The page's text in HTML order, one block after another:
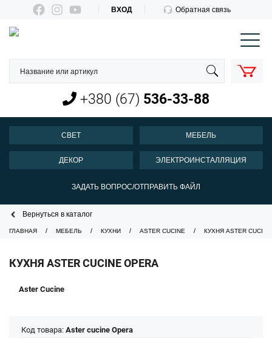
ВХОД Обратная связь
О нас
Оплата и доставка
Контакты
+380 (67)536-33-88
КОРЗИНА
+380 (67) 536-33-88
СВЕТ МЕБЕЛЬ
ДЕКОР ЭЛЕКТРОИНСТАЛЛЯЦИЯ
ЗАДАТЬ ВОПРОС/ОТПРАВИТЬ ФАЙЛ
ГЛАВНАЯ МЕБЕЛЬ КУХНИ ASTER CUCINE КУХНЯ ASTER
Вернуться в каталог
КУХНЯ ASTER CUCINE OPERA
Aster Cucine
Код товара: Aster cucine Opera